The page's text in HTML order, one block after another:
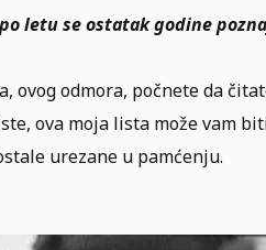
po letu se ostatak godine
ovog odmora, počnete da
ova moja lista može vam
urezane u pamćenju.